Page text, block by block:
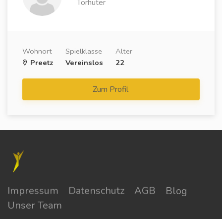
Torhüter
Wohnort
Preetz
Spielklasse
Vereinslos
Alter
22
Zum Profil
Impressum Datenschutz AGB
Blog
Unser Team